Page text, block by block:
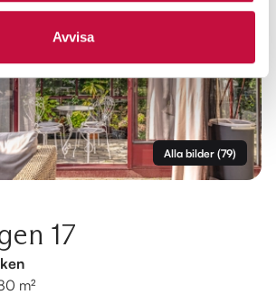
Avvisa
Alla bilder (79)
17
m²